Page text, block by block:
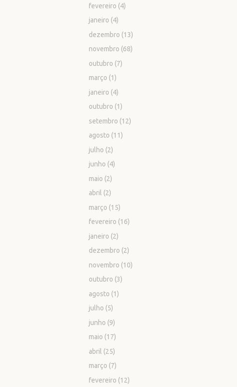
fevereiro (4)
janeiro (4)
dezembro (13)
novembro (68)
outubro (7)
março (1)
janeiro (4)
outubro (1)
setembro (12)
agosto (11)
julho (2)
junho (4)
maio (2)
abril (2)
março (15)
fevereiro (16)
janeiro (2)
dezembro (2)
novembro (10)
outubro (3)
agosto (1)
julho (5)
junho (9)
maio (17)
abril (25)
março (7)
fevereiro (12)